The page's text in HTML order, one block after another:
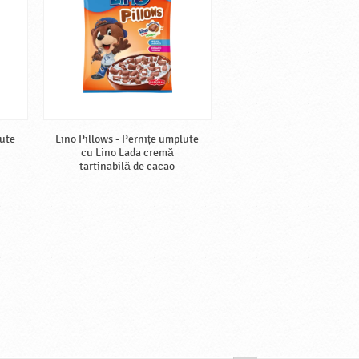
Lino Pillows - Pernițe umplute
cu Lino Lada cremă
tartinabilă de cacao